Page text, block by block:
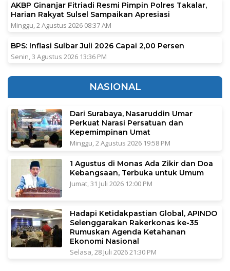
AKBP Ginanjar Fitriadi Resmi Pimpin Polres Takalar,
Harian Rakyat Sulsel Sampaikan Apresiasi
Minggu, 2 Agustus 2026 08:37 AM
BPS: Inflasi Sulbar Juli 2026 Capai 2,00 Persen
Senin, 3 Agustus 2026 13:36 PM
NASIONAL
Dari Surabaya, Nasaruddin Umar
Perkuat Narasi Persatuan dan
Kepemimpinan Umat
Minggu, 2 Agustus 2026 19:58 PM
1 Agustus di Monas Ada Zikir dan Doa
Kebangsaan, Terbuka untuk Umum
Jumat, 31 Juli 2026 12:00 PM
Hadapi Ketidakpastian Global, APINDO
Selenggarakan Rakerkonas ke-35
Rumuskan Agenda Ketahanan
Ekonomi Nasional
Selasa, 28 Juli 2026 21:30 PM